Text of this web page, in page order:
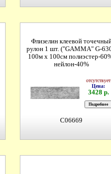
Флизелин клеевой
рулон 1 шт. ("GAMMA" G-
100м х 100см полиэстер-
нейлон-40%
отсутствует
Цена:
3428 р.
C06669